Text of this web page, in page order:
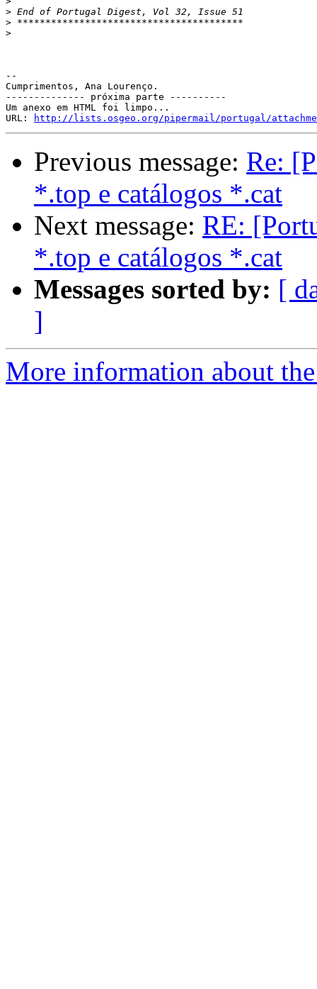
>
>
>
--
Cumprimentos, Ana Lourenço.
-------------- próxima parte ----------
Um anexo em HTML foi limpo...
URL:
http://lists.osgeo.org/pipermail/portugal/
Previous message: Re:
*.top e catálogos *.cat
Next message: RE:
*.top e catálogos *.cat
Messages sorted by: [
]
More information about